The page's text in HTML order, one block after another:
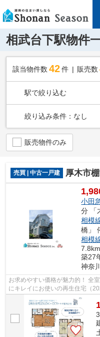
相武台下駅物件
該当物件数 42件 販売数
駅で絞り込む
絞り込み条件： なし
販売物件のみ
売買 | 中古一戸建 厚木市
小田
分 「
相模
橋」
相模
7.8km
築27
神奈
お求めやすい価格が魅力的！ 全
にキレイにお使いの再生住宅（
払い額で、夢のマイホームを手に